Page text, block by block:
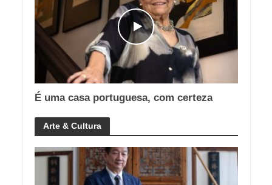
É uma casa portuguesa, com certeza
Arte & Cultura